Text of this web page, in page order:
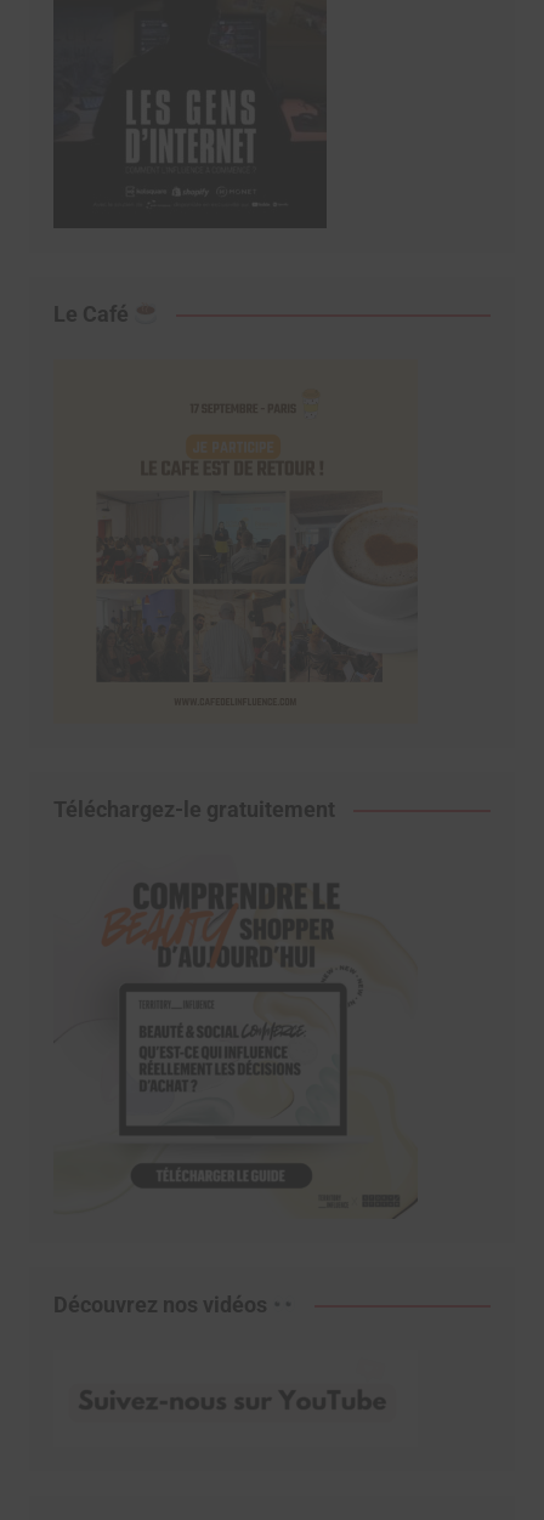
Le Café
Téléchargez-le gratuitement
Découvrez nos vidéos